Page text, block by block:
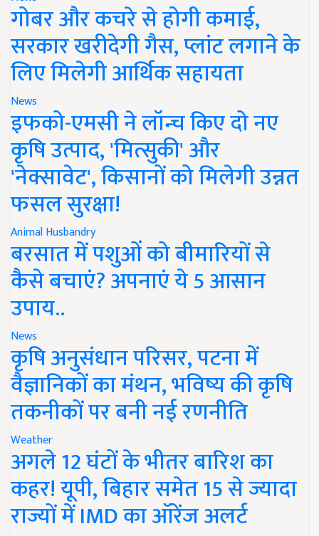
गोबर और कचरे से होगी कमाई,
सरकार खरीदेगी गैस, प्लांट लगाने के
लिए मिलेगी आर्थिक सहायता
News
इफको-एमसी ने लॉन्च किए दो नए
कृषि उत्पाद, 'मित्सुकी' और
'नेक्सावेट', किसानों को मिलेगी उन्नत
फसल सुरक्षा!
Animal Husbandry
बरसात में पशुओं को बीमारियों से
कैसे बचाएं? अपनाएं ये 5 आसान
उपाय..
News
कृषि अनुसंधान परिसर, पटना में
वैज्ञानिकों का मंथन, भविष्य की कृषि
तकनीकों पर बनी नई रणनीति
Weather
अगले 12 घंटों के भीतर बारिश का
कहर! यूपी, बिहार समेत 15 से ज्यादा
राज्यों में IMD का ऑरेंज अलर्ट